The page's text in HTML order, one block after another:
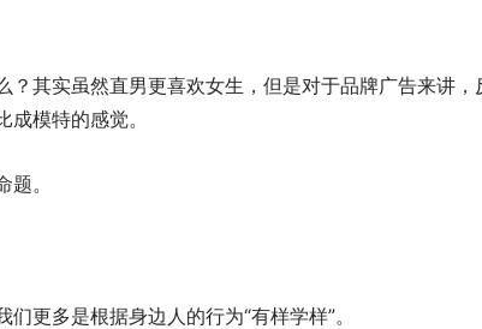
其实虽然直男更喜欢女生，但是对于品牌广告来讲
模特的感觉。
。
更多是根据身边人的行为“有样学样”。